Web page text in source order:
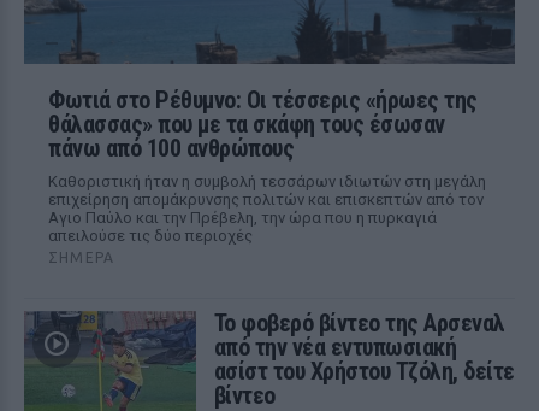
Φωτιά στο Ρέθυμνο: Οι τέσσερις «ήρωες της
θάλασσας» που με τα σκάφη τους έσωσαν
πάνω από 100 ανθρώπους
Καθοριστική ήταν η συμβολή τεσσάρων ιδιωτών στη μεγάλη
επιχείρηση απομάκρυνσης πολιτών και επισκεπτών από τον
Αγιο Παύλο και την Πρέβελη, την ώρα που η πυρκαγιά
απειλούσε τις δύο περιοχές
ΣΉΜΕΡΑ
Το φοβερό βίντεο της Αρσεναλ
από την νέα εντυπωσιακή
ασίστ του Χρήστου Τζόλη, δείτε
βίντεο